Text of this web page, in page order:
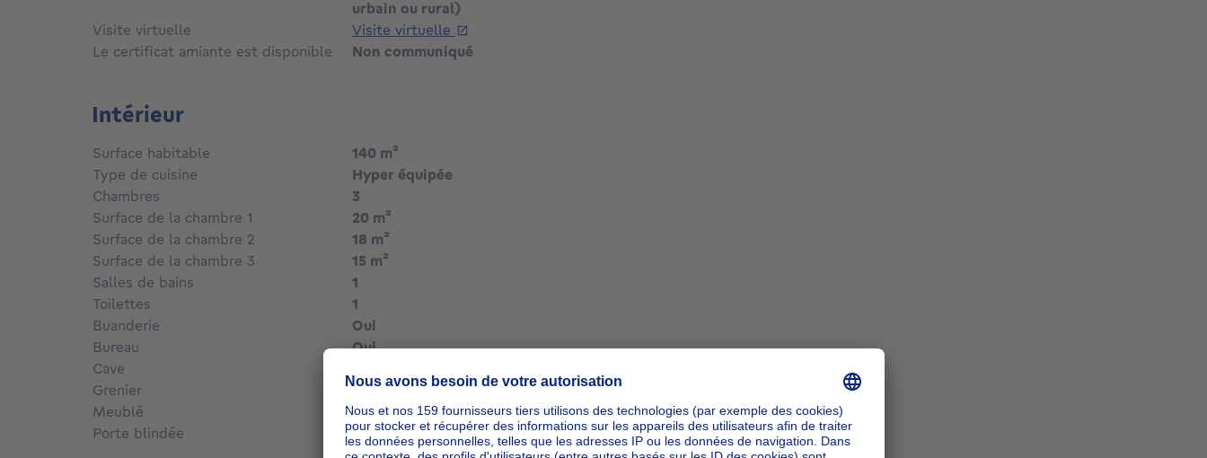
urbain ou rural)
Visite virtuelle
Visite virtuelle
Le certificat amiante est disponible
Non communiqué
Intérieur
Surface habitable 140 m²
Type de cuisine
Hyper équipée
Chambres
3
Surface de la chambre 1
20 m²
Surface de la chambre 2
18 m²
Surface de la chambre 3
15 m²
Salles de bains
1
Toilettes
1
Buanderie
Oui
Bureau
Oui
Cave
Grenier
Oui
Meublé
Non
Porte blindée
Non